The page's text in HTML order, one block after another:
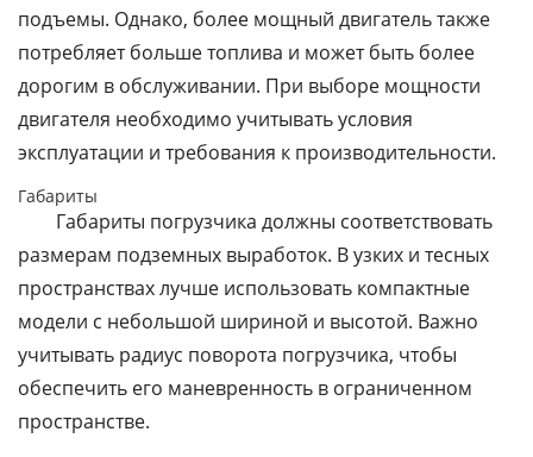
подъемы. Однако, более мощный двигатель также
потребляет больше топлива и может быть более
дорогим в обслуживании. При выборе мощности
двигателя необходимо учитывать условия
эксплуатации и требования к производительности.
Габариты
Габариты погрузчика должны соответствовать
размерам подземных выработок. В узких и тесных
пространствах лучше использовать компактные
модели с небольшой шириной и высотой. Важно
учитывать радиус поворота погрузчика, чтобы
обеспечить его маневренность в ограниченном
пространстве.